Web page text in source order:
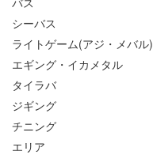
シーバス
ライトゲーム(アジ・メバル)
エギング・イカメタル
タイラバ
ジギング
チニング
エリア